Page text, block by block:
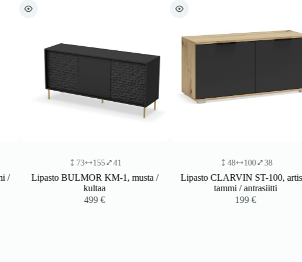
155 41
Lipasto BULMOR KM-1, musta /
kultaa
€
100 38
Lipasto CLARVIN ST-100, artisan
tammi / antrasiitti
€